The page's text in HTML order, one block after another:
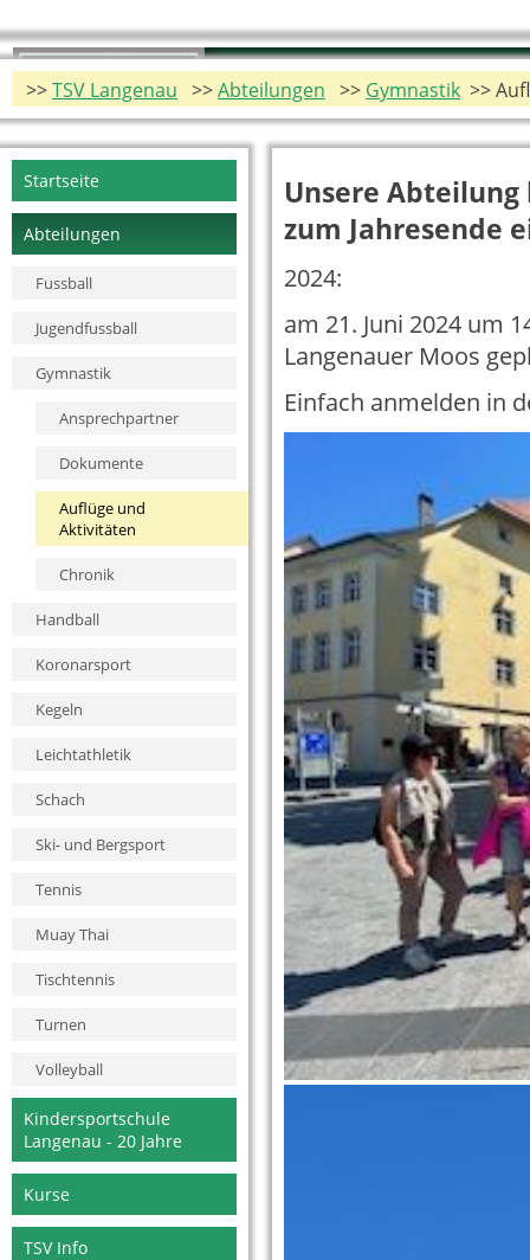
>>TSV Langenau >>Abteilungen >> Gymnastik >>
Unsere
zum Jahresende
2024:
am 21. Juni 2024 um
Langenauer Moos
Einfach anmelden in
Navigation
überspringen
Startseite
Abteilungen
Fussball
Jugendfussball
Gymnastik
Ansprechpartner
Dokumente
Auflüge und
Aktivitäten
Chronik
Handball
Koronarsport
Kegeln
Leichtathletik
Schach
Ski- und Bergsport
Tennis
Muay Thai
Tischtennis
Turnen
Volleyball
Kindersportschule
Langenau - 20 Jahre
Kurse
TSV Info